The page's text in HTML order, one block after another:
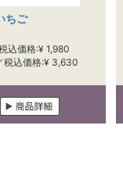
ちご
込価格:¥ 1,980
税込価格:¥ 3,630